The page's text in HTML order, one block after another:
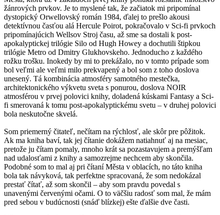
žánrových prvkov. Je to myslené tak, že začiatok mi pripomínal
dystopický Orwellovský román 1984, ďalej to prešlo akousi
detektívnou časťou alá Hercule Poirot, pokračovalo v Sci-fi prvkoch
pripomínajúcich Wellsov Stroj času, až sme sa dostali k post-
apokalyptickej trilógie Silo od Hugh Howey a dochutili štipkou
trilógie Metro od Dmitry Glukhovskeho. Jednoducho z každého
rožku trošku. Inokedy by mi to prekážalo, no v tomto prípade som
bol veľmi ale veľmi milo prekvapený a bol som z toho doslova
unesený. Tá kombinácia atmosféry samotného mestečka,
architektonického výkvetu sveta s ponurou, doslova NOIR
atmosférou v prvej polovici knihy, doladená kúskami Fantasy a Sci-
fi smerovaná k tomu post-apokalyptickému svetu – v druhej polovici
bola neskutočne skvelá.
Som priemerný čitateľ, nečítam na rýchlosť, ale skôr pre pôžitok.
Ak ma kniha baví, tak jej čítanie dokážem natiahnuť aj na mesiac,
pretože ju čítam pomaly, mnoho krát sa pozastavujem a premýšľam
nad udalosťami z knihy a samozrejme nechcem aby skončila.
Podobné som to mal aj pri čítaní Města v oblacích, no táto kniha
bola tak návyková, tak perfektne spracovaná, že som nedokázal
prestať čítať, až som skončil – aby som pravdu povedal s
unavenými červenými očami. O to väčšiu radosť som mal, že mám
pred sebou v budúcnosti (snáď blízkej) ešte ďalšie dve časti.